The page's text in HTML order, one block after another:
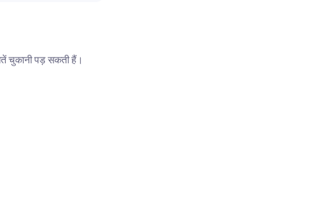
चुकानी पड़ सकती हैं।